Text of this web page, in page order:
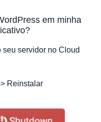
em minha
seu servidor no Cloud
Reinstalar